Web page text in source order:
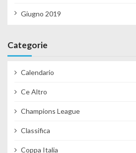
Giugno 2019
Categorie
Calendario
Ce Altro
Champions League
Classifica
Coppa Italia